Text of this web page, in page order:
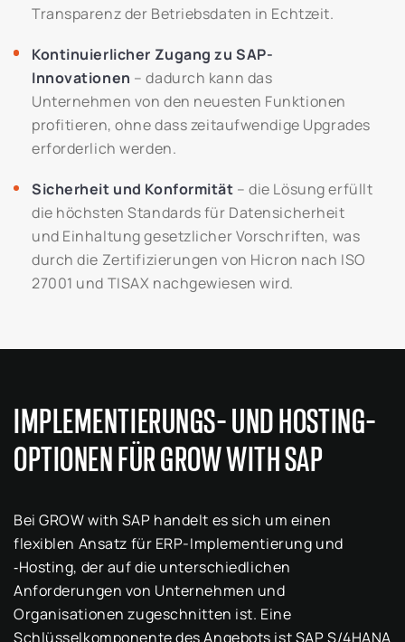
Transparenz der Betriebsdaten in Echtzeit.
Kontinuierlicher Zugang zu SAP-
Innovationen – dadurch kann das
Unternehmen von den neuesten Funktionen
profitieren, ohne dass zeitaufwendige Upgrades
erforderlich werden.
Sicherheit und Konformität – die Lösung erfüllt
die höchsten Standards für Datensicherheit
und Einhaltung gesetzlicher Vorschriften, was
durch die Zertifizierungen von Hicron nach ISO
27001 und TISAX nachgewiesen wird.
IMPLEMENTIERUNGS- UND HOSTING-
OPTIONEN FÜR GROW WITH SAP
Bei GROW with SAP handelt es sich um einen
flexiblen Ansatz für ERP-Implementierung und
‑Hosting, der auf die unterschiedlichen
Anforderungen von Unternehmen und
Organisationen zugeschnitten ist. Eine
Schlüsselkomponente des Angebots ist SAP S/4HANA